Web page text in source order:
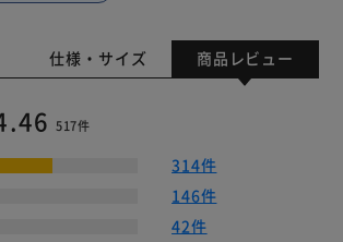
仕様・サイズ 商品レビュー
517件
314件
146件
42件